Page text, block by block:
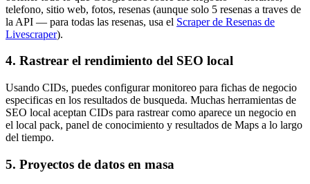
telefono, sitio web, fotos, resenas (aunque solo 5 resenas a traves de
la API — para todas las resenas, usa el Scraper de Resenas de
Livescraper).
4. Rastrear el rendimiento del SEO local
Usando CIDs, puedes configurar monitoreo para fichas de negocio
especificas en los resultados de busqueda. Muchas herramientas de
SEO local aceptan CIDs para rastrear como aparece un negocio en
el local pack, panel de conocimiento y resultados de Maps a lo largo
del tiempo.
5. Proyectos de datos en masa